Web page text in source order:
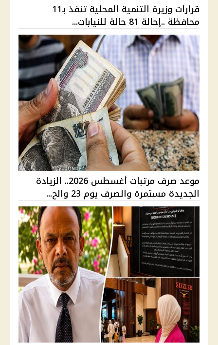
قرارات وزيرة التنمية المحلية تنفذ بـ11
محافظة ..إحالة 81 حالة للنيابات...
موعد صرف مرتبات أغسطس 2026.. الزيادة
الجديدة مستمرة والصرف يوم 23 والح...